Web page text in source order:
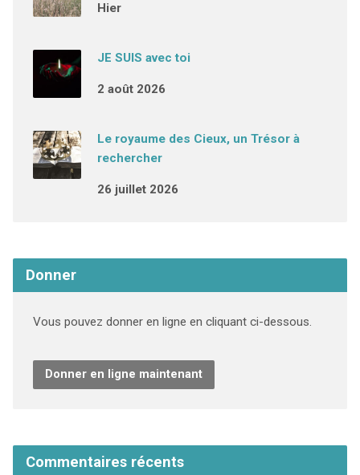
Hier
JE SUIS avec toi
2 août 2026
Le royaume des Cieux, un Trésor à
rechercher
26 juillet 2026
Donner
Vous pouvez donner en ligne en cliquant ci-dessous.
Donner en ligne maintenant
Commentaires récents